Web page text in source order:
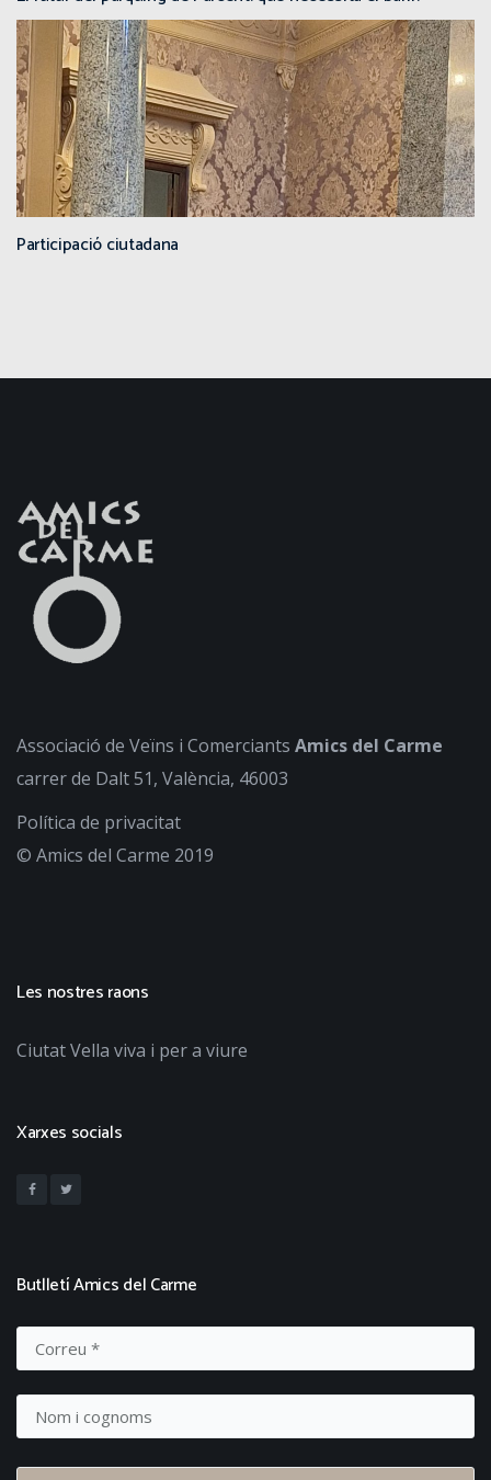
Participació ciutadana
Associació de Veïns i Comerciants Amics del Carme
carrer de Dalt 51, València, 46003
Política de privacitat
© Amics del Carme 2019
Les nostres raons
Ciutat Vella viva i per a viure
Xarxes socials
Butlletí Amics del Carme